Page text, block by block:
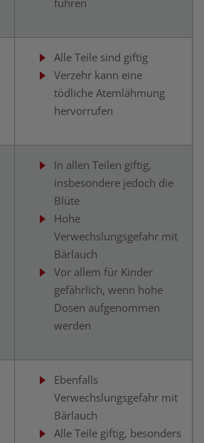
führen
Alle Teile sind giftig
Verzehr kann eine
tödliche Atemlähmung
hervorrufen
In allen Teilen giftig,
insbesondere jedoch die
Blüte
Hohe
Verwechslungsgefahr mit
Bärlauch
Vor allem für Kinder
gefährlich, wenn hohe
Dosen aufgenommen
werden
Ebenfalls
Verwechslungsgefahr mit
Bärlauch
Alle Teile giftig, besonders